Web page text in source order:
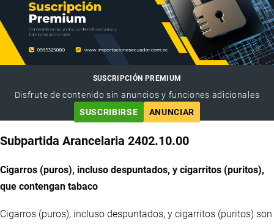
SUSCRIPCIÓN PREMIUM
Disfrute de contenido sin anuncios y funciones adicionales
SUSCRIBIRSE
ANUNCIAR
Subpartida Arancelaria 2402.10.00
Cigarros (puros), incluso despuntados, y cigarritos (puritos),
que contengan tabaco
Cigarros (puros), incluso despuntados, y cigarritos (puritos) son